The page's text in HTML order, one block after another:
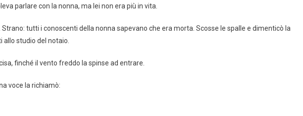
parlare con la nonna, ma lei non era più in vita.
tutti i conoscenti della nonna sapevano che era morta. Scosse le spalle e dimenticò la
allo studio del notaio.
finché il vento freddo la spinse ad entrare.
voce la richiamò: